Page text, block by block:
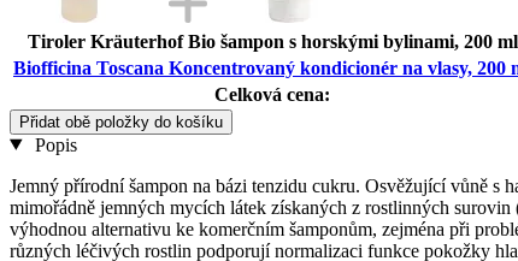
Tiroler Kräuterhof Bio šampon s horskými bylinami, 200 ml
Biofficina Toscana Koncentrovaný kondicionér na vlasy, 200
Celková cena:
Přidat obě položky do košíku
Popis
Jemný přírodní šampon na bázi tenzidu cukru. Osvěžující vůně s
mimořádně jemných mycích látek získaných z rostlinných
výhodnou alternativu ke komerčním šamponům, zejména při
různých léčivých rostlin podporují normalizaci funkce pokožky